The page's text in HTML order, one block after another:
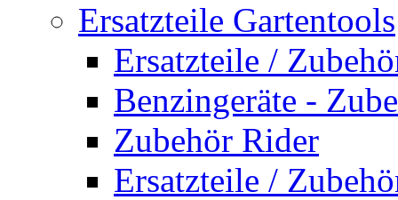
Ersatzteile Gartentools
Ersatzteile /
Benzingeräte -
Zubehör Rider
Ersatzteile /